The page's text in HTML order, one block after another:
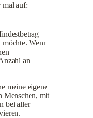
mal auf:
Wenn
an
meine eigene
Menschen, mit
bei aller